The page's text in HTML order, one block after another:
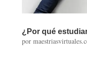
¿Por qué
por